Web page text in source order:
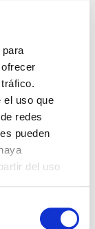
el uso que
redes
pueden
del uso
RECONOCER LA
SE ADHIERE
CLIMÁTICA